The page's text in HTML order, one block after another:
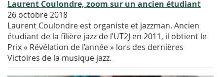
Laurent Coulondre, zoom sur un ancien étudiant
26 octobre 2018
Laurent Coulondre est organiste et jazzman. Ancien
étudiant de la filière jazz de l’UT2J en 2011, il obtient le
Prix « Révélation de l’année » lors des dernières
Victoires de la musique jazz.